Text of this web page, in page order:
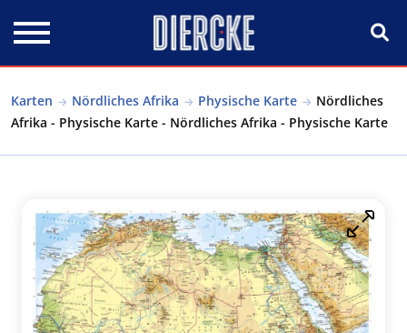
Karten Nördliches Afrika Physische Karte
Nördliches
Afrika - Physische Karte - Nördliches Afrika - Physische Karte